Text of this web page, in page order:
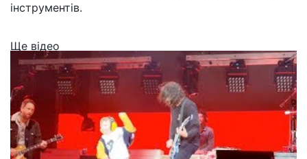
інструментів.
Ще відео